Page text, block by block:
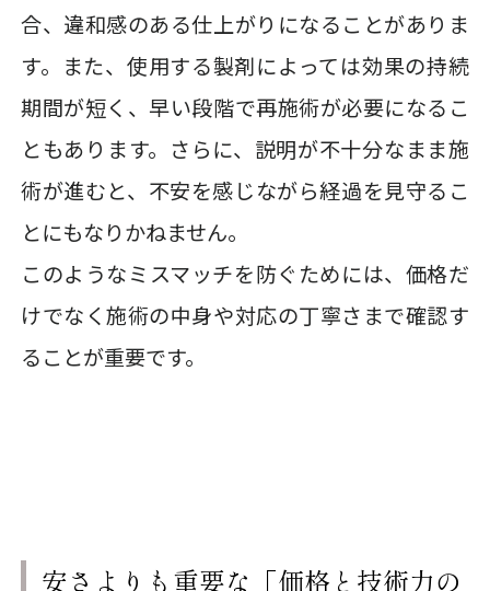
合、違和感のある仕上がりになることがありま
す。また、使用する製剤によっては効果の持続
期間が短く、早い段階で再施術が必要になるこ
ともあります。さらに、説明が不十分なまま施
術が進むと、不安を感じながら経過を見守るこ
とにもなりかねません。
このようなミスマッチを防ぐためには、価格だ
けでなく施術の中身や対応の丁寧さまで確認す
ることが重要です。
安さよりも重要な「価格と技術力の